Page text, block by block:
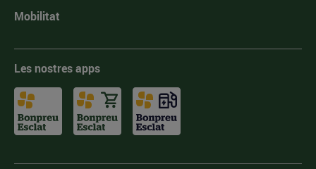
Mobilitat
Les nostres apps